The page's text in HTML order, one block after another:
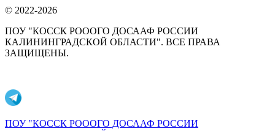
© 2022-2026
ПОУ "КОССК РОООГО ДОСААФ РОССИИ
КАЛИНИНГРАДСКОЙ ОБЛАСТИ". ВСЕ ПРАВА
ЗАЩИЩЕНЫ.
ПОУ "КОССК РОООГО ДОСААФ РОССИИ